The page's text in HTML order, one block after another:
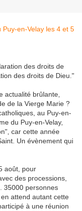
des droits de
des droits de Dieu."
actualité brûlante,
de la Vierge Marie ?
au Puy-en-
du Puy-en-Velay,
car cette année
Un évènement qui
août, pour
des processions,
35000 personnes
attend autant cette
à une réunion